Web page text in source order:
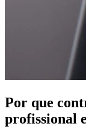
Por que
profissional